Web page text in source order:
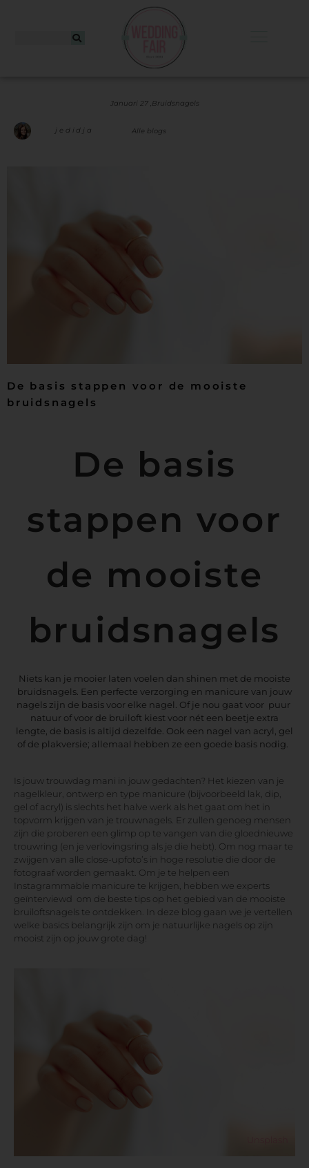
Januari 27 ,Bruidsnagels
jedidja Alle blogs
De basis stappen voor de mooiste
bruidsnagels
De basis
stappen voor
de mooiste
bruidsnagels
Niets kan je mooier laten voelen dan shinen met de mooiste
bruidsnagels. Een perfecte verzorging en manicure van jouw
nagels zijn de basis voor elke nagel. Of je nou gaat voor puur
natuur of voor de bruiloft kiest voor nét een beetje extra
lengte, de basis is altijd dezelfde. Ook een nagel van acryl, gel
of de plakversie; allemaal hebben ze een goede basis nodig.
Is jouw trouwdag mani in jouw gedachten? Het kiezen van je
nagelkleur, ontwerp en type manicure (bijvoorbeeld lak, dip,
gel of acryl) is slechts het halve werk als het gaat om het in
topvorm krijgen van je trouwnagels. Er zullen genoeg mensen
zijn die proberen een glimp op te vangen van die gloednieuwe
trouwring (en je verlovingsring als je die hebt). Om nog maar te
zwijgen van alle close-upfoto’s in hoge resolutie die door de
fotograaf worden gemaakt. Om je te helpen een
Instagrammable manicure te krijgen, hebben we experts
geïnterviewd om de beste tips op het gebied van de mooiste
bruiloftsnagels te ontdekken. In deze blog gaan we je vertellen
welke basics belangrijk zijn om je natuurlijke nagels op zijn
mooist zijn op jouw grote dag!